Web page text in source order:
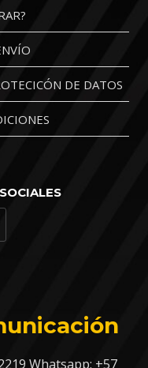
DE DATOS
Whatsapp: +57